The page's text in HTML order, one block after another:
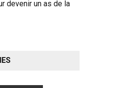
devenir un as de la